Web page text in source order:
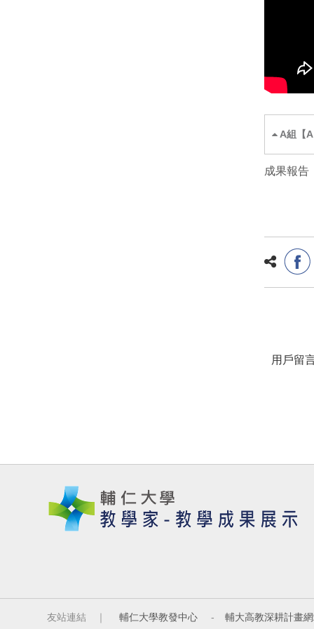
A組【
成果報告
用戶留
友站連結 ｜ 輔仁大學教發中心 - 輔大高教深耕計畫